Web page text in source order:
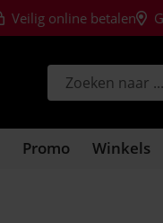
Veilig online betalen
Promo Winkels